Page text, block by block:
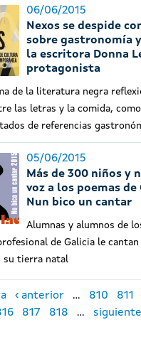
06/06/2015
Nexos se despide
sobre gastronomía
la escritora Donna
protagonista
de la literatura negra
las letras y la comida,
de referencias
05/06/2015
Más de 300 niños y
voz a los poemas de
Nun bico un cantar
Alumnas y alumnos de
de Galicia le
su tierra natal
‹ anterior … 810 811
817 818 … siguiente